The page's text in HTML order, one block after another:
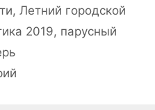
,Летний городской
2019, парусный